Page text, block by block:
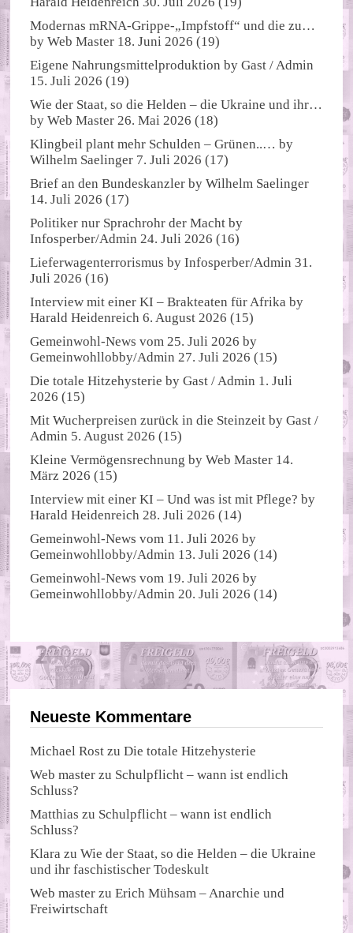
Modernas mRNA-Grippe-„Impfstoff“ und die zu…
byWeb Master 18. Juni 2026 (19)
Eigene Nahrungsmittelproduktion byGast / Admin
15. Juli 2026 (19)
Wie der Staat, so die Helden – die Ukraine und ihr…
byWeb Master 26. Mai 2026 (18)
Klingbeil plant mehr Schulden – Grünen..… by
Wilhelm Saelinger 7. Juli 2026 (17)
Brief an den Bundeskanzler byWilhelm Saelinger
14. Juli 2026 (17)
Politiker nur Sprachrohr der Macht by
Infosperber/Admin 24. Juli 2026 (16)
Lieferwagenterrorismus byInfosperber/Admin 31.
Juli 2026 (16)
Interview mit einer KI – Brakteaten für Afrika by
Harald Heidenreich 6. August 2026 (15)
Gemeinwohl-News vom 25. Juli 2026 by
Gemeinwohllobby/Admin 27. Juli 2026 (15)
Die totale Hitzehysterie byGast / Admin 1. Juli
2026 (15)
Mit Wucherpreisen zurück in die Steinzeit byGast /
Admin 5. August 2026 (15)
Kleine Vermögensrechnung byWeb Master 14.
März 2026 (15)
Interview mit einer KI – Und was ist mit Pflege? by
Harald Heidenreich 28. Juli 2026 (14)
Gemeinwohl-News vom 11. Juli 2026 by
Gemeinwohllobby/Admin 13. Juli 2026 (14)
Gemeinwohl-News vom 19. Juli 2026 by
Gemeinwohllobby/Admin 20. Juli 2026 (14)
Neueste Kommentare
Michael Rost zuDie totale Hitzehysterie
Web master zu Schulpflicht – wann ist endlich
Schluss?
Matthias zu Schulpflicht – wann ist endlich
Schluss?
Klara zuWie der Staat, so die Helden – die Ukraine
und ihr faschistischer Todeskult
Web master zuErich Mühsam – Anarchie und
Freiwirtschaft